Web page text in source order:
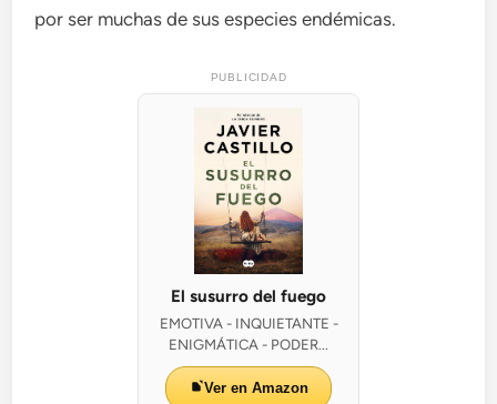
por ser muchas de sus especies endémicas.
PUBLICIDAD
El susurro del fuego
EMOTIVA - INQUIETANTE -
ENIGMÁTICA - PODER...
Ver en Amazon